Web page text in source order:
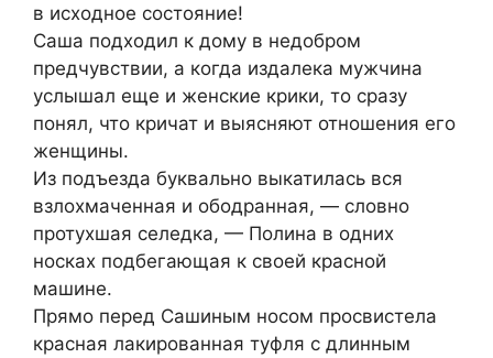
в исходное состояние!
Саша подходил к дому в недобром
предчувствии, а когда издалека мужчина
услышал еще и женские крики, то сразу
понял, что кричат и выясняют отношения его
женщины.
Из подъезда буквально выкатилась вся
взлохмаченная и ободранная, — словно
протухшая селедка, — Полина в одних
носках подбегающая к своей красной
машине.
Прямо перед Сашиным носом просвистела
красная лакированная туфля с длинным